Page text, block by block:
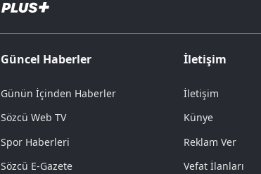
Güncel Haberler
Günün İçinden Haberler
Sözcü Web TV
Spor Haberleri
Sözcü E-Gazete
İletişim
İletişim
Künye
Reklam Ver
Vefat İlanları